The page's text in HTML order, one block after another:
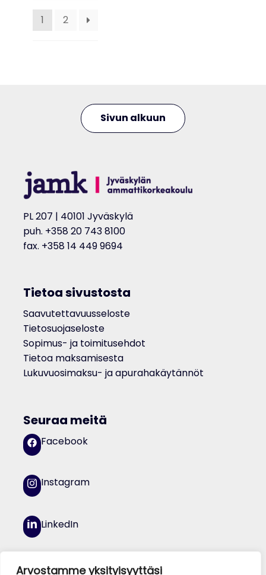
Arvostamme yksityisyyttäsi
1 2
Sivun alkuun
PL 207 | 40101 Jyväskylä
puh. +358 20 743 8100
fax. +358 14 449 9694
Tietoa sivustosta
Saavutettavuusseloste
Tietosuojaseloste
Sopimus- ja toimitusehdot
Tietoa maksamisesta
Lukuvuosimaksu- ja apurahakäytännöt
Seuraa meitä
Facebook
Instagram
LinkedIn
YouTube